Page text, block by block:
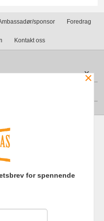
sponsor Foredrag
Kontakt oss
Sikkerhet og personvern
920903363
×
for spennende